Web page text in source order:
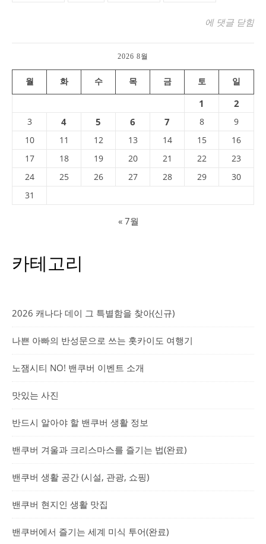
그랜빌 아일랜
에 댓글 닫힘
2026 8월
월 화 수 목 금 토 일
1 2
3 4 5 6 7 8
9
10
11 12 13 14 15
16
17
18 19 20 21 22
23
24
25 26 27 28 29
30
31
« 7월
카테고리
2026 캐나다 데이 그 특별함을 찾아(신규)
나쁜 아빠의 반성문으로 쓰는 홋카이도 여행기
노잼시티 NO! 밴쿠버 이벤트 소개
맛있는 사진
반드시 알아야 할 밴쿠버 생활 정보
밴쿠버 겨울과 크리스마스를 즐기는 법(완료)
밴쿠버 생활 공간 (시설, 관광, 쇼핑)
밴쿠버 현지인 생활 맛집
밴쿠버에서 즐기는 세계 미식 투어(완료)